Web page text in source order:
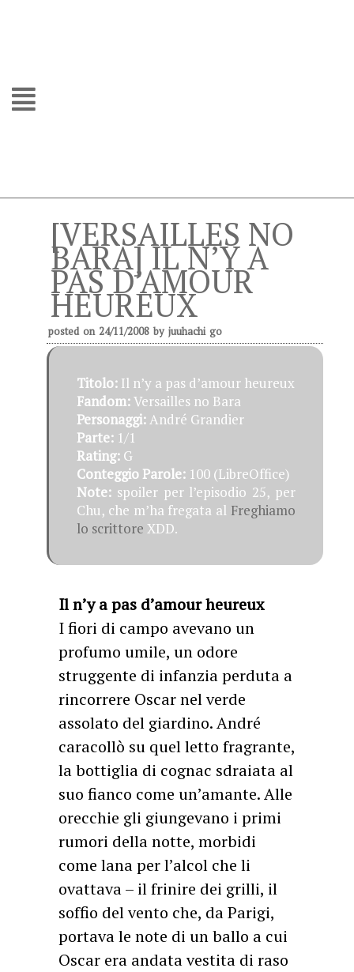
[VERSAILLES NO
BARA] IL N’Y A
PAS D’AMOUR
HEUREUX
posted on 24/11/2008 by juuhachi go
Titolo: Il n’y a pas d’amour heureux
Fandom:Versailles no Bara
Personaggi:André Grandier
Parte: 1/1
Rating: G
Conteggio Parole: 100 (LibreOffice)
Note: spoiler per l’episodio 25, per
Chu, che m’ha fregata al Freghiamo
lo scrittore XDD.
Il n’y a pas d’amour heureux
I fiori di campo avevano un
profumo umile, un odore
struggente di infanzia perduta a
rincorrere Oscar nel verde
assolato del giardino. André
caracollò su quel letto fragrante,
la bottiglia di cognac sdraiata al
suo fianco come un’amante. Alle
orecchie gli giungevano i primi
rumori della notte, morbidi
come lana per l’alcol che li
ovattava – il frinire dei grilli, il
soffio del vento che, da Parigi,
portava le note di un ballo a cui
Oscar era andata vestita di raso